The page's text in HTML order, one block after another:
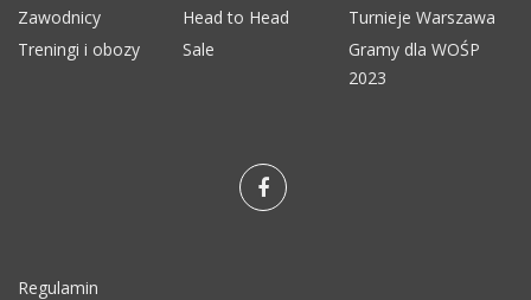
Zawodnicy
Head to Head
Turnieje Warszawa
Treningi i obozy
Sale
Gramy dla WOŚP
2023
Regulamin